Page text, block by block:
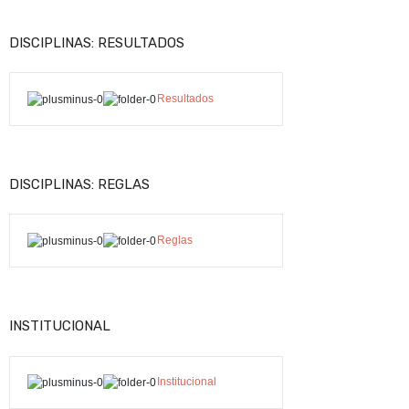
DISCIPLINAS: RESULTADOS
Resultados
DISCIPLINAS: REGLAS
Reglas
INSTITUCIONAL
Institucional